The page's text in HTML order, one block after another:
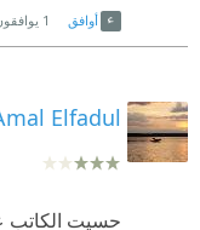
أوافق 1
Elfadul
حسيت الكاتب